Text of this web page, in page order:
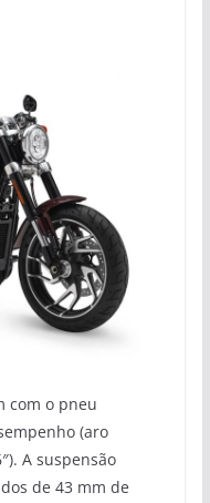
com o pneu
(aro
A suspensão
de 43 mm de